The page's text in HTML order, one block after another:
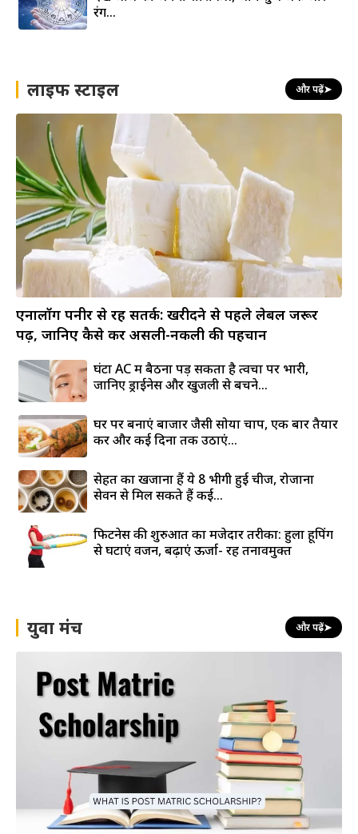
रंग…
लाइफ स्टाइल और पढ़ें➤
एनालॉग पनीर से रहें सतर्क: खरीदने से पहले लेबल जरूर
पढ़ें, जानिए कैसे करें असली-नकली की पहचान
घंटों AC में बैठना पड़ सकता है त्वचा पर भारी,
जानिए ड्राईनेस और खुजली से बचने...
घर पर बनाएं बाजार जैसी सोया चाप, एक बार तैयार
करें और कई दिनों तक उठाएं...
सेहत का खजाना हैं ये 8 भीगी हुई चीजें, रोजाना
सेवन से मिल सकते हैं कई...
फिटनेस की शुरुआत का मजेदार तरीका: हुला हूपिंग
से घटाएं वजन, बढ़ाएं ऊर्जा- रहें तनावमुक्त
युवा मंच और पढ़ें➤